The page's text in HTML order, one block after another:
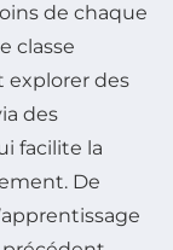
de chaque
classe
explorer des
des
facilite la
De